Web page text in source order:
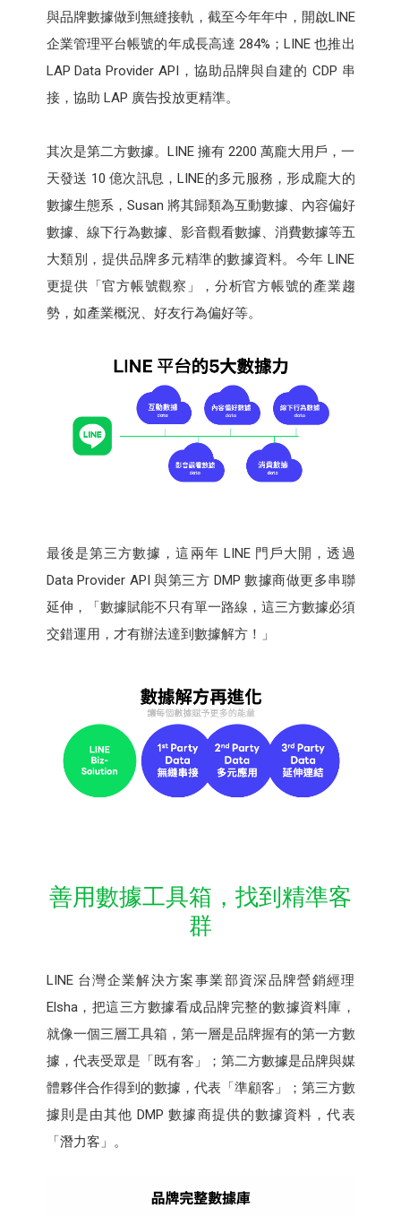
與品牌數據做到無縫接軌，截至今年年中，開啟LINE
企業管理平台帳號的年成長高達 284%；LINE 也推出
LAP Data Provider API，協助品牌與自建的 CDP 串
接，協助 LAP 廣告投放更精準。
其次是第二方數據。LINE 擁有 2200 萬龐大用戶，一
天發送 10 億次訊息，LINE的多元服務，形成龐大的
數據生態系，Susan 將其歸類為互動數據、內容偏好
數據、線下行為數據、影音觀看數據、消費數據等五
大類別，提供品牌多元精準的數據資料。今年 LINE
更提供「官方帳號觀察」，分析官方帳號的產業趨
勢，如產業概況、好友行為偏好等。
最後是第三方數據，這兩年 LINE 門戶大開，透過
Data Provider API 與第三方 DMP 數據商做更多串聯
延伸，「數據賦能不只有單一路線，這三方數據必須
交錯運用，才有辦法達到數據解方！」
善用數據工具箱，找到精準客
群
LINE 台灣企業解決方案事業部資深品牌營銷經理
Elsha，把這三方數據看成品牌完整的數據資料庫，
就像一個三層工具箱，第一層是品牌握有的第一方數
據，代表受眾是「既有客」；第二方數據是品牌與媒
體夥伴合作得到的數據，代表「準顧客」；第三方數
據則是由其他 DMP 數據商提供的數據資料，代表
「潛力客」。